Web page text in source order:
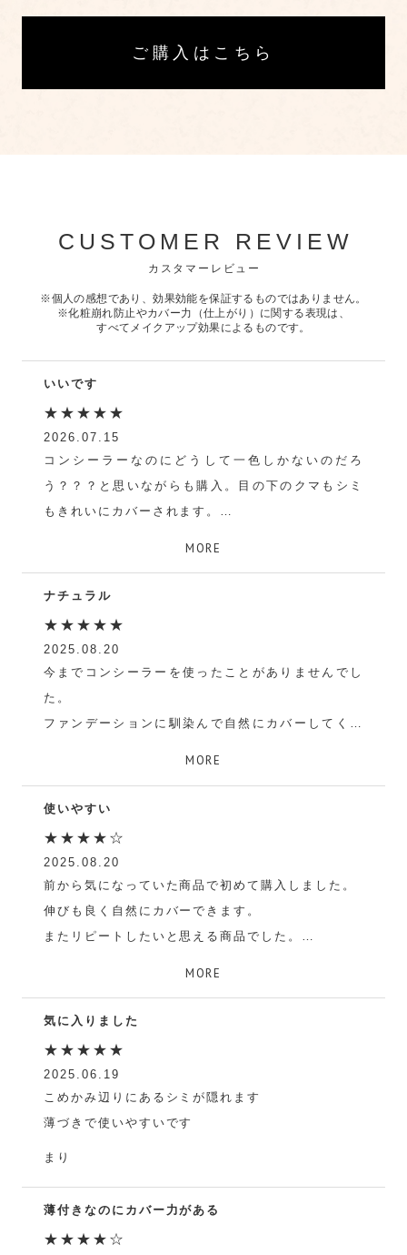
ご購入はこちら
CUSTOMER REVIEW
カスタマーレビュー
※個人の感想であり、効果効能を保証するものではありません。
※化粧崩れ防止やカバー力（仕上がり）に関する表現は、
すべてメイクアップ効果によるものです。
いいです
★★★★★
2026.07.15
コンシーラーなのにどうして一色しかないのだろ
う？？？と思いながらも購入。目の下のクマもシミ
もきれいにカバーされます。
MORE
ナチュラル
★★★★★
2025.08.20
今までコンシーラーを使ったことがありませんでし
た。
ファンデーションに馴染んで自然にカバーしてくれ
ケイちゃん
MORE
使いやすい
★★★★☆
2025.08.20
前から気になっていた商品で初めて購入しました。
伸びも良く自然にカバーできます。
またリピートしたいと思える商品でした。
MORE
気に入りました
★★★★★
2025.06.19
こめかみ辺りにあるシミが隠れます
薄づきで使いやすいです
まり
薄付きなのにカバー力がある
★★★★☆